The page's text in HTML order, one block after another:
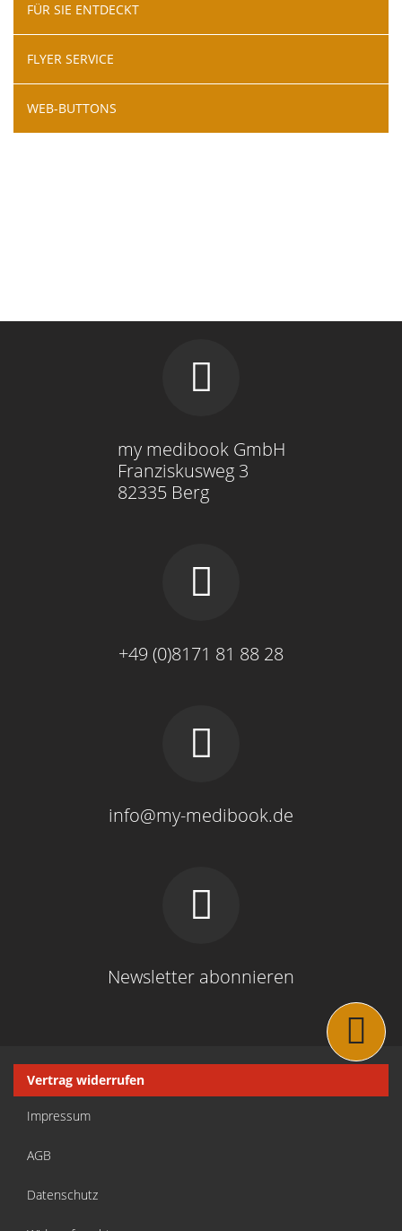
FÜR SIE ENTDECKT
FLYER SERVICE
WEB-BUTTONS
my medibook GmbH
Franziskusweg 3
82335 Berg
+49 (0)8171 81 88 28
info@my-medibook.de
Newsletter abonnieren
Navigation
überspringen
Vertrag widerrufen
Impressum
AGB
Datenschutz